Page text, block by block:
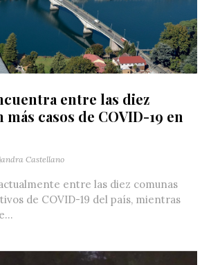
entre las diez
casos de COVID-19 en
Castellano
entre las diez comunas
de COVID-19 del país, mientras